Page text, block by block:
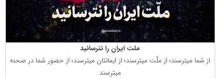
ملت ایران را نترسانید
از شما میترسند؛ از ملّت میترسند؛ از ایمانتان میترسند؛ از حضور شما در صحنه
میترسند